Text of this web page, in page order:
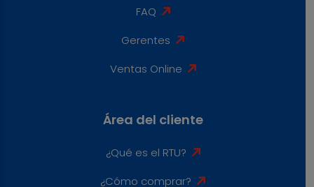
FAQ
Gerentes
Ventas Online
Área del cliente
¿Qué es el RTU?
¿Cómo comprar?